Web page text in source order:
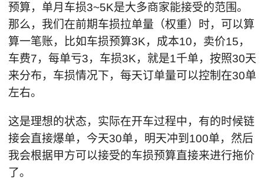
预算，单月车损3~5K是大多商家能接受的范围。
那么，我们在前期车损拉单量（权重）时，可以算
算一笔账，比如车损预算3K，成本10，卖价15，
车费7，每单亏3，车损3K，就是1千单，按照30天
来分布，车损情况下，每天订单量可以控制在30单
左右。
这是理想的状态，实际在开车过程中，有的时候链
接会直接爆单，今天30单，明天冲到100单，然后
我会根据甲方可以接受的车损预算直接来进行拖价
了。